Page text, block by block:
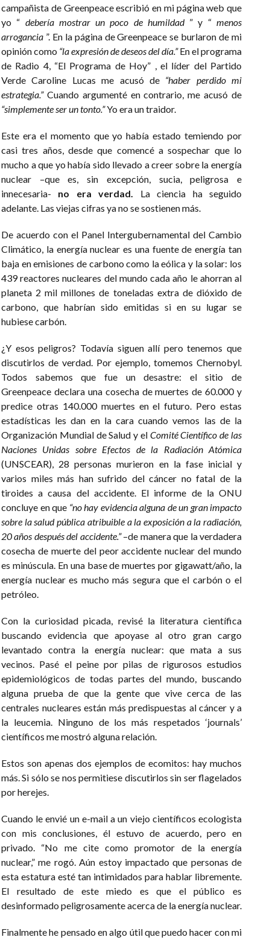
campañista de Greenpeace escribió en mi página web que
yo “ debería mostrar un poco de humildad ” y “menos
arrogancia ”. En la página de Greenpeace se burlaron de mi
opinión como “la expresión de deseos del día.”En el programa
de Radio 4, “El Programa de Hoy” , el líder del Partido
Verde Caroline Lucas me acusó de “haber perdido mi
estrategia.” Cuando argumenté en contrario, me acusó de
“simplemente ser un tonto.”Yo era un traidor.
Este era el momento que yo había estado temiendo por
casi tres años, desde que comencé a sospechar que lo
mucho a que yo había sido llevado a creer sobre la energía
nuclear –que es, sin excepción, sucia, peligrosa e
innecesaria- no era verdad. La ciencia ha seguido
adelante. Las viejas cifras ya no se sostienen más.
De acuerdo con el Panel Intergubernamental del Cambio
Climático, la energía nuclear es una fuente de energía tan
baja en emisiones de carbono como la eólica y la solar: los
439 reactores nucleares del mundo cada año le ahorran al
planeta 2 mil millones de toneladas extra de dióxido de
carbono, que habrían sido emitidas si en su lugar se
hubiese carbón.
¿Y esos peligros? Todavía siguen allí pero tenemos que
discutirlos de verdad. Por ejemplo, tomemos Chernobyl.
Todos sabemos que fue un desastre: el sitio de
Greenpeace declara una cosecha de muertes de 60.000 y
predice otras 140.000 muertes en el futuro. Pero estas
estadísticas les dan en la cara cuando vemos las de la
Organización Mundial de Salud y el Comité Científico de las
Naciones Unidas sobre Efectos de la Radiación Atómica
(UNSCEAR), 28 personas murieron en la fase inicial y
varios miles más han sufrido del cáncer no fatal de la
tiroides a causa del accidente. El informe de la ONU
concluye en que “no hay evidencia alguna de un gran impacto
sobre la salud pública atribuible a la exposición a la radiación,
20 años después del accidente.”–de manera que la verdadera
cosecha de muerte del peor accidente nuclear del mundo
es minúscula. En una base de muertes por gigawatt/año, la
energía nuclear es mucho más segura que el carbón o el
petróleo.
Con la curiosidad picada, revisé la literatura científica
buscando evidencia que apoyase al otro gran cargo
levantado contra la energía nuclear: que mata a sus
vecinos. Pasé el peine por pilas de rigurosos estudios
epidemiológicos de todas partes del mundo, buscando
alguna prueba de que la gente que vive cerca de las
centrales nucleares están más predispuestas al cáncer y a
la leucemia. Ninguno de los más respetados ‘journals’
científicos me mostró alguna relación.
Estos son apenas dos ejemplos de ecomitos: hay muchos
más. Si sólo se nos permitiese discutirlos sin ser flagelados
por herejes.
Cuando le envié un e-mail a un viejo científicos ecologista
con mis conclusiones, él estuvo de acuerdo, pero en
privado. “No me cite como promotor de la energía
nuclear,” me rogó. Aún estoy impactado que personas de
esta estatura esté tan intimidados para hablar libremente.
El resultado de este miedo es que el público es
desinformado peligrosamente acerca de la energía nuclear.
Finalmente he pensado en algo útil que puedo hacer con mi